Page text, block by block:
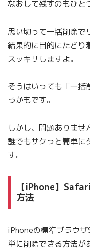
なおして残すのもひと
思い切って一括削除で
結果的に目的にたどり
スッキリしますよ。
そうはいっても「一括
うかもです。
しかし、問題ありませ
誰でもサクっと簡単に
す。
【iPhone】
方法
iPhoneの標準ブラウ
単に削除できる方法が